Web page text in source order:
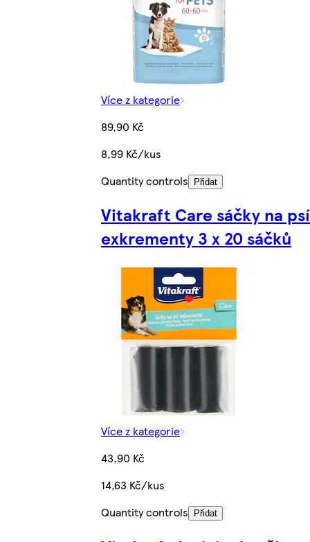
Více z kategorie
89,90 Kč
8,99 Kč/kus
Quantity controls
Přidat
Vitakraft Care sáčky na psí
exkrementy 3 x 20 sáčků
Více z kategorie
43,90 Kč
14,63 Kč/kus
Quantity controls
Přidat